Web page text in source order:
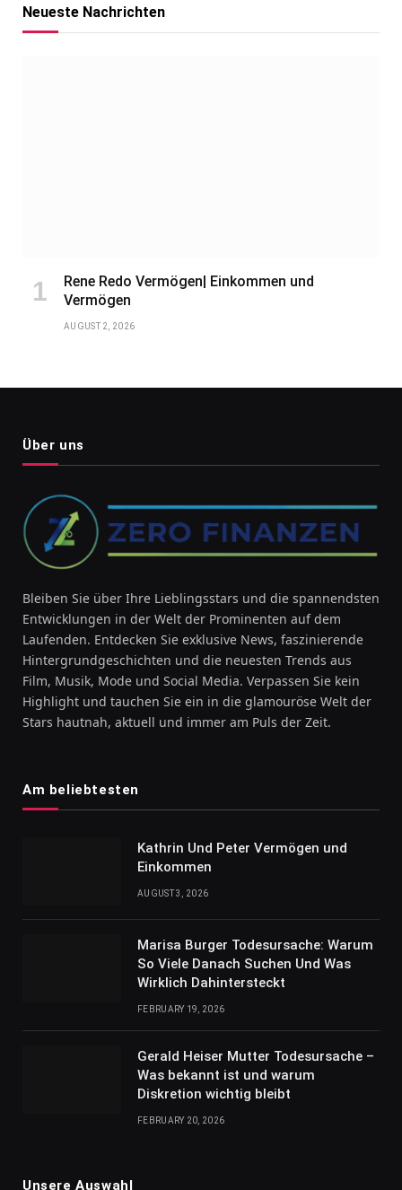
Neueste Nachrichten
Rene Redo Vermögen| Einkommen und
Vermögen
AUGUST 2, 2026
Über uns
Bleiben Sie über Ihre Lieblingsstars und die spannendsten
Entwicklungen in der Welt der Prominenten auf dem
Laufenden. Entdecken Sie exklusive News, faszinierende
Hintergrundgeschichten und die neuesten Trends aus
Film, Musik, Mode und Social Media. Verpassen Sie kein
Highlight und tauchen Sie ein in die glamouröse Welt der
Stars hautnah, aktuell und immer am Puls der Zeit.
Am beliebtesten
Kathrin Und Peter Vermögen und
Einkommen
AUGUST 3, 2026
Marisa Burger Todesursache: Warum
So Viele Danach Suchen Und Was
Wirklich Dahintersteckt
FEBRUARY 19, 2026
Gerald Heiser Mutter Todesursache –
Was bekannt ist und warum
Diskretion wichtig bleibt
FEBRUARY 20, 2026
Unsere Auswahl